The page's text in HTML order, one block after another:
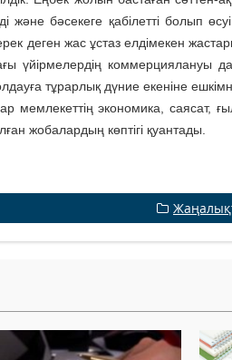
және бәсекеге қабілетті болып
деген жас ұстаз елдімекен
үйірмелердің ком­мерциялануы
тұрарлық дүние екеніне
эко­номика, саясат,
жобалардың көптігі қуантады.